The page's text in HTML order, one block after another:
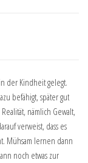
der Kindheit gelegt.
befähigt, später gut
nämlich Gewalt,
verweist, dass es
Mühsam lernen dann
noch etwas zur